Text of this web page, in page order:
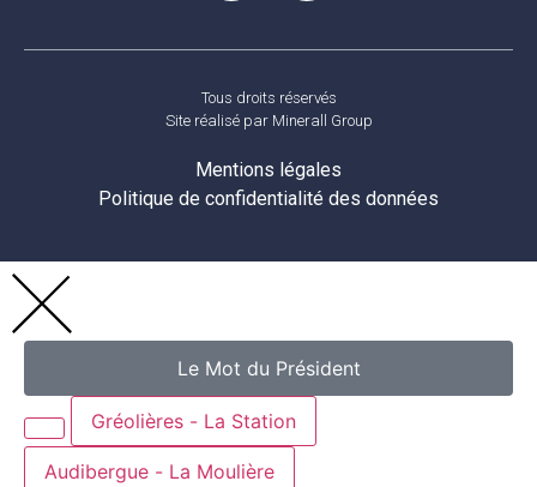
Tous droits réservés
Site réalisé par Minerall Group
Mentions légales
Politique de confidentialité des données
Le Mot du Président
Gréolières - La Station
Audibergue - La Moulière